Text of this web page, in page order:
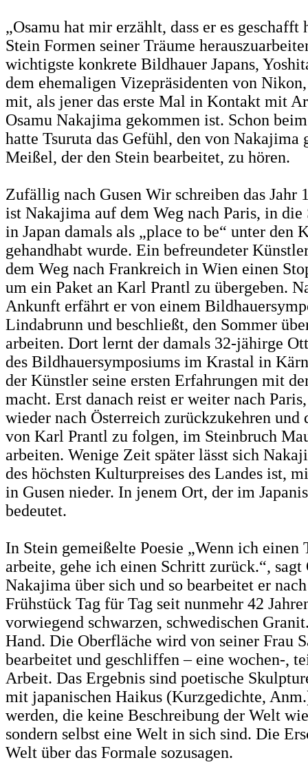
„Osamu hat mir erzählt, dass er es geschafft
Stein Formen seiner Träume
wichtigste konkrete Bildhauer Japans,
dem ehemaligen Vizepräsidenten von
mit, als jener das erste Mal in Kontakt mit
Osamu Nakajima gekommen ist. Schon
hatte Tsuruta das Gefühl, den von Nakajima
Meißel, der den Stein bearbeitet, zu hören.
Zufällig nach Gusen Wir schreiben das Jahr
ist Nakajima auf dem Weg nach Paris, in die
in Japan damals als „place to be“ unter den
gehandhabt wurde. Ein befreundeter
dem Weg nach Frankreich in Wien einen
um ein Paket an Karl Prantl zu übergeben.
Ankunft erfährt er von einem
Lindabrunn und beschließt, den Sommer
arbeiten. Dort lernt der damals 32-jähirge
des Bildhauersymposiums im Krastal in
der Künstler seine ersten Erfahrungen mit
macht. Erst danach reist er weiter nach
wieder nach Österreich zurückzukehren und
von Karl Prantl zu folgen, im Steinbruch
arbeiten. Wenige Zeit später lässt sich
des höchsten Kulturpreises des Landes ist,
in Gusen nieder. In jenem Ort, der im
bedeutet.
In Stein gemeißelte Poesie „Wenn ich einen
arbeite, gehe ich einen Schritt zurück.“, sagt
Nakajima über sich und so bearbeitet er
Frühstück Tag für Tag seit nunmehr 42
vorwiegend schwarzen, schwedischen
Hand. Die Oberfläche wird von seiner Frau
bearbeitet und geschliffen – eine wochen-,
Arbeit. Das Ergebnis sind poetische
mit japanischen Haikus (Kurzgedichte,
werden, die keine Beschreibung der Welt
sondern selbst eine Welt in sich sind. Die
Welt über das Formale sozusagen.